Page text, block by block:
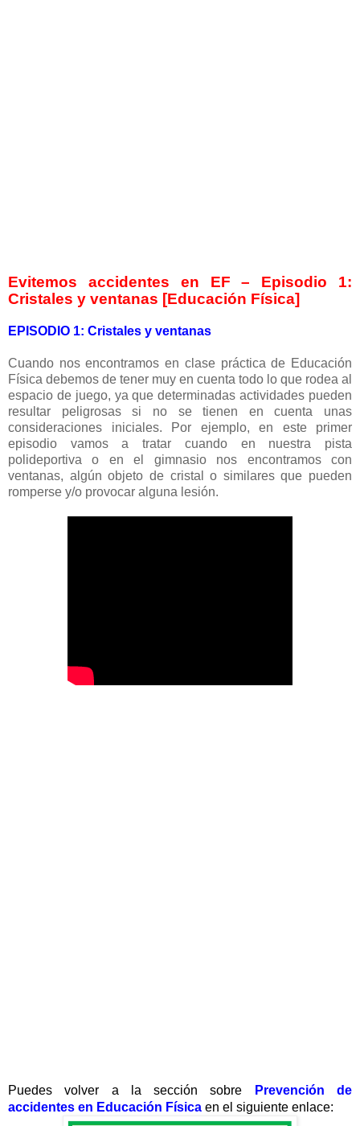
Evitemos accidentes en EF – Episodio 1:
Cristales y ventanas [Educación Física]
EPISODIO 1: Cristales y ventanas
Cuando nos encontramos en clase práctica de Educación
Física debemos de tener muy en cuenta todo lo que rodea al
espacio de juego, ya que determinadas actividades pueden
resultar peligrosas si no se tienen en cuenta unas
consideraciones iniciales. Por ejemplo, en este primer
episodio vamos a tratar cuando en nuestra pista
polideportiva o en el gimnasio nos encontramos con
ventanas, algún objeto de cristal o similares que pueden
romperse y/o provocar alguna lesión.
Puedes volver a la sección sobre
Prevención de
accidentes en Educación Física en el siguiente enlace: